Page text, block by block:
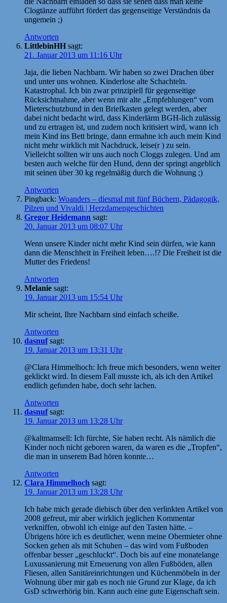
Clogtänze aufführt fördert das gegenseitige Verständnis da
ungemein ;)
Antworten
LittlebinHH sagt:
21. Januar 2013 um 11:16 Uhr
Jaja, die lieben Nachbarn. Wir haben so zwei Drachen über
und unter uns wohnen. Kinderlose alte Schachteln.
Katastrophal. Ich bin zwar prinzipiell für gegenseitige
Rücksichtnahme, aber wenn mir alte „Empfehlungen“ vom
Mieterschutzbund in den Briefkasten gelegt werden, aber
dabei nicht bedacht wird, dass Kinderlärm BGH-lich zulässig
und zu ertragen ist, und zudem noch kritisiert wird, wann ich
mein Kind ins Bett bringe, dann ermahne ich auch mein Kind
nicht mehr wirklich mit Nachdruck, leise(r ) zu sein.
Vielleicht sollten wir uns auch noch Cloggs zulegen. Und am
besten auch welche für den Hund, denn der springt angeblich
mit seinen über 30 kg regelmäßig durch die Wohnung ;)
Antworten
Pingback: Woanders – diesmal mit fünf Büchern, Pädagogik,
Pilzen und Vivaldi | Herzdamengeschichten
Gregor Heidemann sagt:
20. Januar 2013 um 08:07 Uhr
Wenn unsere Kinder nicht mehr Kind sein dürfen, wie kann
dann die Menschheit in Freiheit leben….!? Die Freiheit ist die
Mutter des Friedens!
Antworten
Melanie sagt:
19. Januar 2013 um 15:54 Uhr
Mir scheint, Ihre Nachbarn sind einfach scheiße.
Antworten
dasnuf sagt:
19. Januar 2013 um 13:31 Uhr
@Clara Himmelhoch: Ich freue mich besonders, wenn weiter
geklickt wird. In diesem Fall musste ich, als ich den Artikel
endlich gefunden habe, doch sehr lachen.
Antworten
dasnuf sagt:
19. Januar 2013 um 13:28 Uhr
@kaltmamsell: Ich fürchte, Sie haben recht. Als nämlich die
Kinder noch nicht geboren waren, da waren es die „Tropfen“,
die man in unserem Bad hören konnte…
Antworten
Clara Himmelhoch sagt:
19. Januar 2013 um 13:28 Uhr
Ich habe mich gerade diebisch über den verlinkten Artikel von
2008 gefreut, mir aber wirklich jeglichen Kommentar
verkniffen, obwohl ich einige auf den Tasten hätte. –
Übrigens höre ich es deutlicher, wenn meine Obermieter ohne
Socken gehen als mit Schuhen – das wird vom Fußboden
offenbar besser „geschluckt“. Doch bis auf eine monatelange
Luxussanierung mit Erneuerung von allen Fußböden, allen
Fliesen, allen Sanitäreinrichtungen und Küchenmöbeln in der
Wohnung über mir gab es noch nie Grund zur Klage, da ich
GsD schwerhörig bin. Kann auch eine gute Eigenschaft sein.